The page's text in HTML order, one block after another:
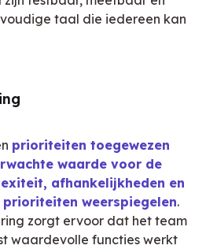
taal die iedereen kan
prioriteiten toegewezen
waarde voor de
afhankelijkheden en
weerspiegelen.
zorgt ervoor dat het team
waardevolle functies werkt